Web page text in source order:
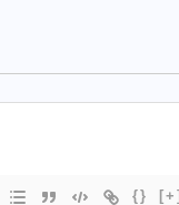
{}